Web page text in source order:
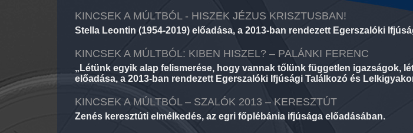
KINCSEK A MÚLTBÓL - HISZEK JÉZUS KRISZTUSBAN!
Stella Leontin (1954-2019) előadása, a 2013-ban rendezett Egerszalóki
KINCSEK A MÚLTBÓL: KIBEN HISZEL? – PALÁNKI FERENC
„Létünk egyik alap felismerése, hogy vannak tőlünk független igazságok,
előadása, a 2013-ban rendezett Egerszalóki Ifjúsági Találkozó és
KINCSEK A MÚLTBÓL – SZALÓK 2013 – KERESZTÚT
Zenés keresztúti elmélkedés, az egri főplébánia ifjúsága előadásában.